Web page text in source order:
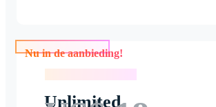
Nu in de aanbieding!
Unlimited